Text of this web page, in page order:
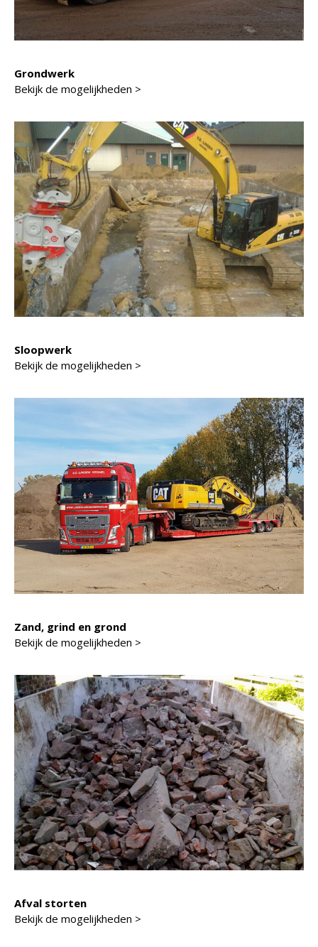
Grondwerk
Bekijk de mogelijkheden >
Sloopwerk
Bekijk de mogelijkheden >
Zand, grind en grond
Bekijk de mogelijkheden >
Afval storten
Bekijk de mogelijkheden >